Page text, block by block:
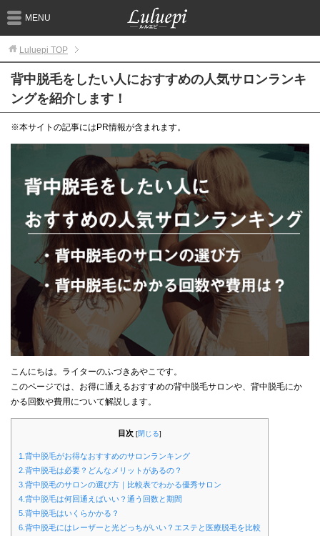
MENU
Luluepi TOP
背中脱毛をしたい人におすすめの人気サロンランキ
ングを紹介します！
※本サイトの記事にはPR情報が含まれます。
こんにちは。ライターのふづきあやこです。
このページでは、お得に通えるおすすめの背中脱毛サロンや、背中脱毛にか
かる回数や費用について解説します。
目次 [閉じる]
1.背中脱毛がお得なおすすめのサロンランキング
2.背中脱毛は必要？どんなメリットがあるの？
3.背中脱毛のサロンの選び方｜比較表でわかる優秀サロン
4.背中脱毛は何回通えばいい？通う回数と期間
5.背中脱毛はいくらかかる？
6.背中脱毛にはレーザーと光どっちがいい？エステと医療脱毛を比較